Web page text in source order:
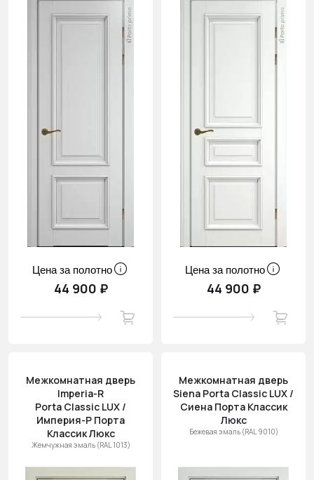
Цена за полотно
44 900 ₽
Цена за полотно
44 900 ₽
Межкомнатная дверь
Imperia-R
Porta Classic LUX /
Империя-Р Порта
Классик Люкс
Жемчужная эмаль (RAL 1013)
Межкомнатная дверь
Siena Porta Classic LUX /
Сиена Порта Классик
Люкс
Бежевая эмаль (RAL 9010)